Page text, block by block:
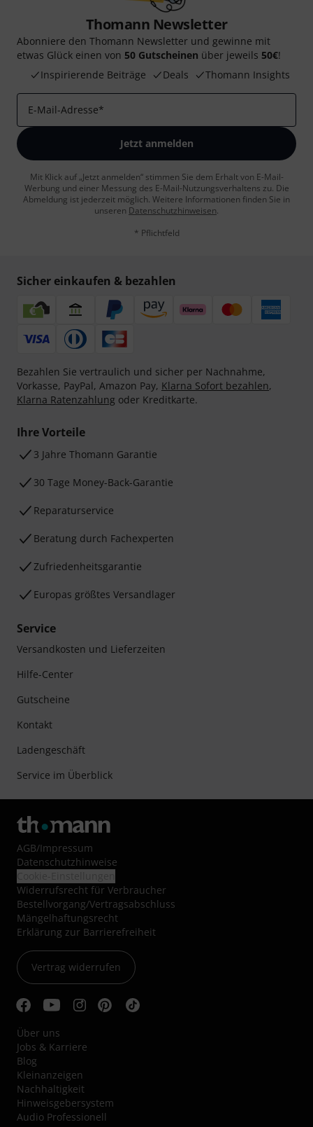
Thomann Newsletter
Abonniere den Thomann Newsletter und gewinne mit
etwas Glück einen von 50 Gutscheinen über jeweils 50€!
Inspirierende Beiträge
Deals Thomann Insights
E-Mail-Adresse*
Jetzt anmelden
Mit Klick auf „Jetzt anmelden“ stimmen Sie dem Erhalt von E-Mail-
Werbung und einer Messung des E-Mail-Nutzungsverhaltens zu. Die
Abmeldung ist jederzeit möglich. Weitere Informationen finden Sie in
unseren Datenschutzhinweisen.
* Pflichtfeld
Sicher einkaufen & bezahlen
Bezahlen Sie vertraulich und sicher per Nachnahme,
Vorkasse, PayPal, Amazon Pay, Klarna Sofort bezahlen,
Klarna Ratenzahlung oder Kreditkarte.
Ihre Vorteile
3 Jahre Thomann Garantie
30 Tage Money-Back-Garantie
Reparaturservice
Beratung durch Fachexperten
Zufriedenheitsgarantie
Europas größtes Versandlager
Service
Versandkosten und Lieferzeiten
Hilfe-Center
Gutscheine
Kontakt
Ladengeschäft
Service im Überblick
AGB/Impressum
Datenschutzhinweise
Widerrufsrecht für Verbraucher
Bestellvorgang/Vertragsabschluss
Mängelhaftungsrecht
Erklärung zur Barrierefreiheit
Vertrag widerrufen
Über uns
Jobs & Karriere
Blog
Kleinanzeigen
Nachhaltigkeit
Hinweisgebersystem
Audio Professionell